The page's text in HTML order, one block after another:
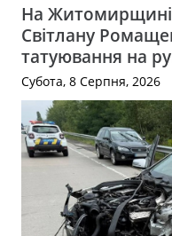
На Житомирщині
Світлану
татуювання на
Субота, 8 Серпня, 2026